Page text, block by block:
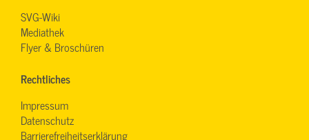
SVG-Wiki
Mediathek
Flyer & Broschüren
Rechtliches
Impressum
Datenschutz
Barrierefreiheitserklärung